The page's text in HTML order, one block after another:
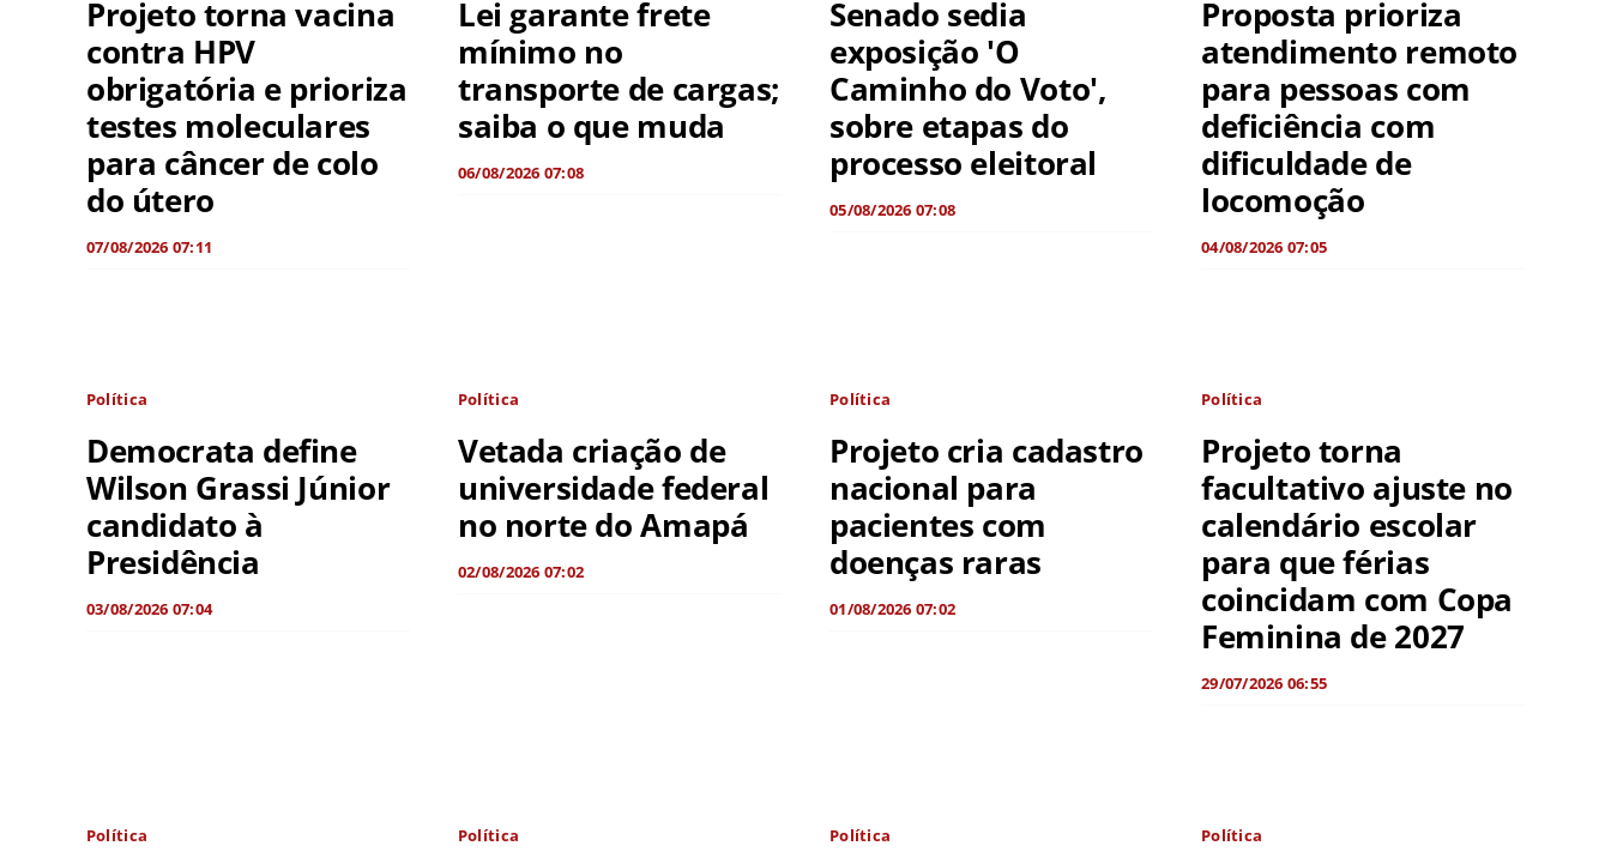
Projeto torna vacina
contra HPV
obrigatória e prioriza
testes moleculares
para câncer de colo
do útero
07/08/2026 07:11
Lei garante frete
mínimo no
transporte de cargas;
saiba o que muda
06/08/2026 07:08
Senado sedia
exposição 'O
Caminho do Voto',
sobre etapas do
processo eleitoral
05/08/2026 07:08
Proposta prioriza
atendimento remoto
para pessoas com
deficiência com
dificuldade de
locomoção
04/08/2026 07:05
Política
Democrata define
Wilson Grassi Júnior
candidato à
Presidência
03/08/2026 07:04
Política
Vetada criação de
universidade federal
no norte do Amapá
02/08/2026 07:02
Política
Projeto cria cadastro
nacional para
pacientes com
doenças raras
01/08/2026 07:02
Política
Projeto torna
facultativo ajuste no
calendário escolar
para que férias
coincidam com Copa
Feminina de 2027
29/07/2026 06:55
Política Política Política Política